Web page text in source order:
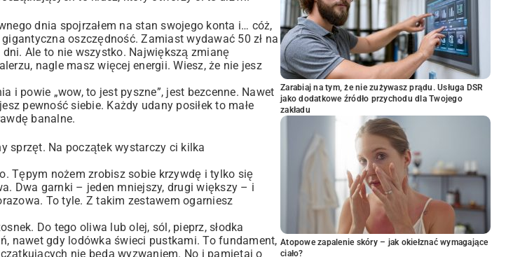
dnia spojrzałem na stan swojego konta i… cóż,
oszczędność. Zamiast wydawać 50 zł na
Ale to nie wszystko. Największą zmianę
nagle masz więcej energii. Wiesz, że nie jesz
i powie „wow, to jest pyszne”, jest bezcenne. Nawet
pewność siebie. Każdy udany posiłek to małe
banalne.
sprzęt. Na początek wystarczy ci kilka
Tępym nożem zrobisz sobie krzywdę i tylko się
Dwa garnki – jeden mniejszy, drugi większy – i
To tyle. Z takim zestawem ogarniesz
Do tego oliwa lub olej, sól, pieprz, słodka
nawet gdy lodówka świeci pustkami. To fundament,
nie będą wyzwaniem. No i pamiętaj o
Zarabiaj na tym, że nie zużywasz prądu. Usługa DSR
jako dodatkowe źródło przychodu dla Twojego
zakładu
Atopowe zapalenie skóry – jak okiełznać wymagające
ciało?